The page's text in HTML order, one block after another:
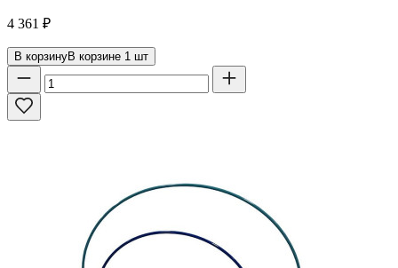
4 361 ₽
В корзинуВ корзине 1 шт